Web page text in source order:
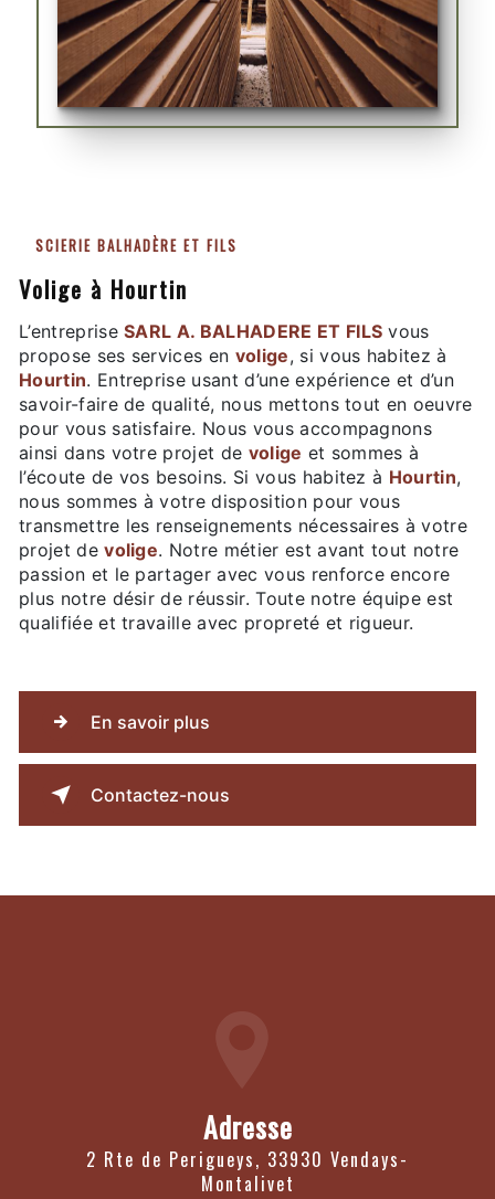
SCIERIE BALHADÈRE ET FILS
volige à Hourtin
L’entrepriseSARL A. BALHADERE ET FILS vous
propose ses services en volige, si vous habitez à
Hourtin. Entreprise usant d’une expérience et d’un
savoir-faire de qualité, nous mettons tout en oeuvre
pour vous satisfaire. Nous vous accompagnons
ainsi dans votre projet de volige et sommes à
l’écoute de vos besoins. Si vous habitez à Hourtin,
nous sommes à votre disposition pour vous
transmettre les renseignements nécessaires à votre
projet devolige. Notre métier est avant tout notre
passion et le partager avec vous renforce encore
plus notre désir de réussir. Toute notre équipe est
qualifiée et travaille avec propreté et rigueur.
En savoir plus
Contactez-nous
Adresse
2 Rte de Perigueys, 33930 Vendays-
Montalivet